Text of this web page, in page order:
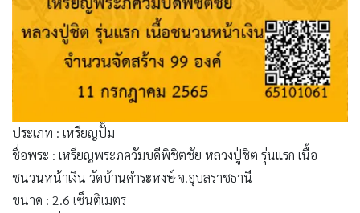
ประเภท : เหรียญปั้ม
ชื่อพระ : เหรียญพระภควัมบดีพิชิตชัย หลวงปู่ชิต รุ่นแรก เนื้อ
ชนวนหน้าเงิน วัดบ้านคำระหงษ์ จ.อุบลราชธานี
ขนาด : 2.6 เซ็นติเมตร